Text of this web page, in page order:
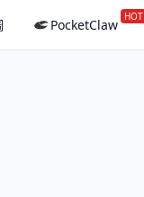
PocketClaw HOT